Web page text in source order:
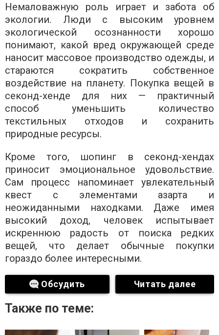
Немаловажную роль играет и забота об
экологии. Люди с высоким уровнем
экологической осознанности хорошо
понимают, какой вред окружающей среде
наносит массовое производство одежды, и
стараются сократить собственное
воздействие на планету. Покупка вещей в
секонд-хенде для них — практичный
способ уменьшить количество
текстильных отходов и сохранить
природные ресурсы.
Кроме того, шопинг в секонд-хендах
приносит эмоциональное удовольствие.
Сам процесс напоминает увлекательный
квест с элементами азарта и
неожиданными находками. Даже имея
высокий доход, человек испытывает
искреннюю радость от поиска редких
вещей, что делает обычные покупки
гораздо более интересными.
Обсудить Читать далее
Также по теме: